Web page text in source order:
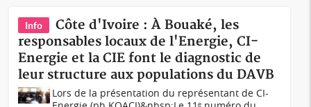
Info
Côte d'Ivoire : À Bouaké, les
responsables locaux de l'Energie, CI-
Energie et la CIE font le diagnostic de
leur structure aux populations du DAVB
Lors de la présentation du représentant de CI-